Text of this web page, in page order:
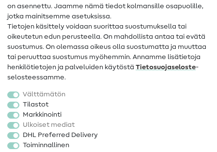
Yhteystiedot
Tietoa omistajanvaihdoksesta
Peruutusoikeus
Suosittu
Kankaat
Ompelutarvikkeet
Ale
on asennettu. Jaamme nämä tiedot kolmansille osapuolille,
jotka mainitsemme asetuksissa.
Tietojen käsittely voidaan suorittaa suostumuksella tai
oikeutetun edun perusteella. On mahdollista antaa tai evätä
suostumus. On olemassa oikeus olla suostumatta ja muuttaa
tai peruuttaa suostumus myöhemmin. Annamme lisätietoja
henkilötietojen ja palveluiden käytöstä Tietosuojaseloste-
selosteessamme.
Välttämätön
Tilastot
Markkinointi
Ulkoiset mediat
DHL Preferred Delivery
Toiminnallinen